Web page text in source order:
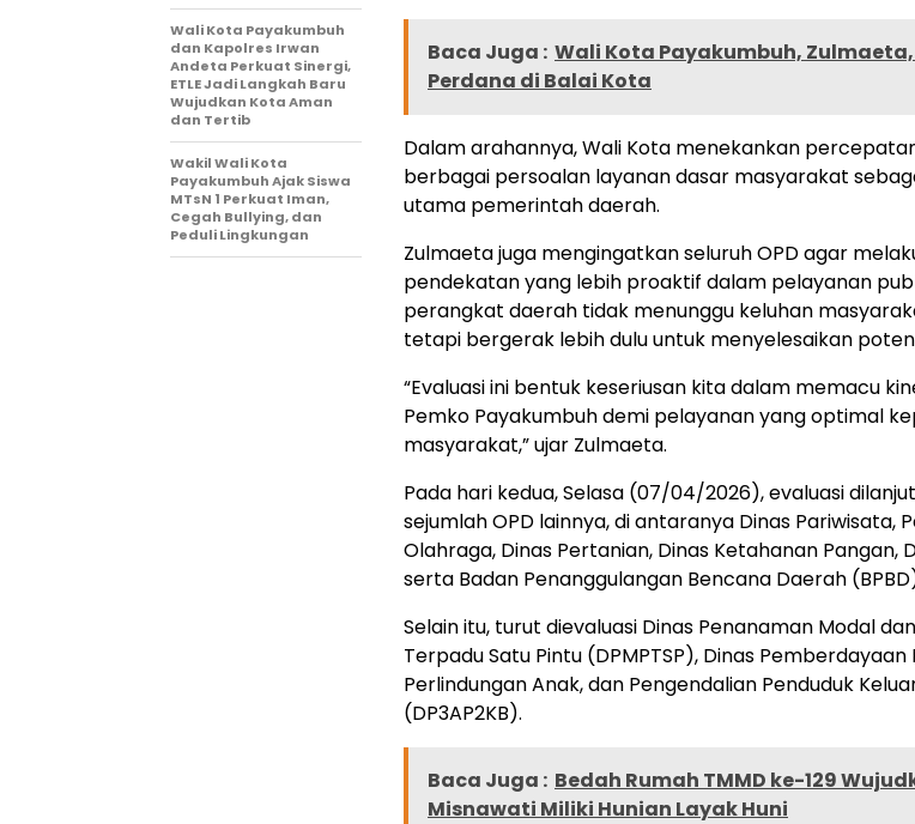
Baca Juga : Wali Kota Payakumbuh, Zulmaeta,
Perdana di Balai Kota
Dalam arahannya, Wali Kota menekankan
berbagai persoalan layanan dasar masyarakat
utama pemerintah daerah.
Zulmaeta juga mengingatkan seluruh OPD agar
pendekatan yang lebih proaktif dalam pelayanan
perangkat daerah tidak menunggu keluhan
tetapi bergerak lebih dulu untuk menyelesaikan
“Evaluasi ini bentuk keseriusan kita dalam memacu
Pemko Payakumbuh demi pelayanan yang optimal
masyarakat,” ujar Zulmaeta.
Pada hari kedua, Selasa (07/04/2026), evaluasi
sejumlah OPD lainnya, di antaranya Dinas Pariwisata,
Olahraga, Dinas Pertanian, Dinas Ketahanan Pangan,
serta Badan Penanggulangan Bencana Daerah
Selain itu, turut dievaluasi Dinas Penanaman Modal
Terpadu Satu Pintu (DPMPTSP), Dinas
Perlindungan Anak, dan Pengendalian Penduduk
(DP3AP2KB).
Baca Juga : Bedah Rumah TMMD ke-129
Misnawati Miliki Hunian Layak Huni
Wali Kota Payakumbuh
dan Kapolres Irwan
Andeta Perkuat Sinergi,
ETLE Jadi Langkah Baru
Wujudkan Kota Aman
dan Tertib
Wakil Wali Kota
Payakumbuh Ajak Siswa
MTsN 1 Perkuat Iman,
Cegah Bullying, dan
Peduli Lingkungan